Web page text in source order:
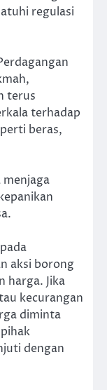
regulasi
terus
terhadap
beras,
menjaga
aksi borong
harga. Jika
kecurangan
diminta
dengan